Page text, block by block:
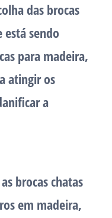
das brocas
sendo
para madeira,
atingir os
a
brocas chatas
em madeira,